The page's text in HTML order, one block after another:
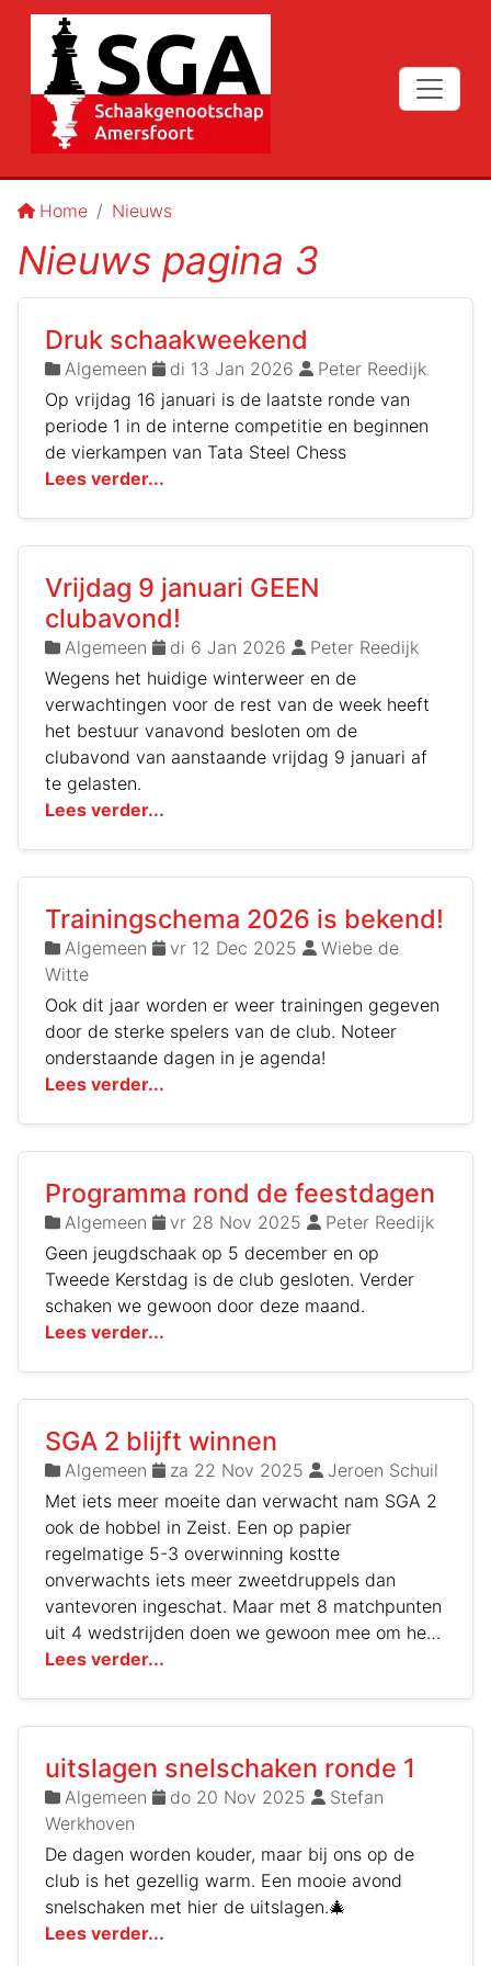
Home Nieuws
Nieuws pagina 3
Druk schaakweekend
Algemeen di 13 Jan 2026
Peter Reedijk
Op vrijdag 16 januari is de laatste ronde van
periode 1 in de interne competitie en beginnen
de vierkampen van Tata Steel Chess
Lees verder...
Vrijdag 9 januari GEEN
clubavond!
Algemeen di 6 Jan 2026
Peter Reedijk
Wegens het huidige winterweer en de
verwachtingen voor de rest van de week heeft
het bestuur vanavond besloten om de
clubavond van aanstaande vrijdag 9 januari af
te gelasten.
Lees verder...
Trainingschema 2026 is bekend!
Algemeen vr 12 Dec 2025
Wiebe de
Witte
Ook dit jaar worden er weer trainingen gegeven
door de sterke spelers van de club. Noteer
onderstaande dagen in je agenda!
Lees verder...
Programma rond de feestdagen
Algemeen vr 28 Nov 2025
Peter Reedijk
Geen jeugdschaak op 5 december en op
Tweede Kerstdag is de club gesloten. Verder
schaken we gewoon door deze maand.
Lees verder...
SGA 2 blijft winnen
Algemeen za 22 Nov 2025
Jeroen Schuil
Met iets meer moeite dan verwacht nam SGA 2
ook de hobbel in Zeist. Een op papier
regelmatige 5-3 overwinning kostte
onverwachts iets meer zweetdruppels dan
vantevoren ingeschat. Maar met 8 matchpunten
uit 4 wedstrijden doen we gewoon mee om het
kampioenschap.
Lees verder...
uitslagen snelschaken ronde 1
Algemeen do 20 Nov 2025
Stefan
Werkhoven
De dagen worden kouder, maar bij ons op de
club is het gezellig warm. Een mooie avond
snelschaken met hier de uitslagen.🎄
Lees verder...